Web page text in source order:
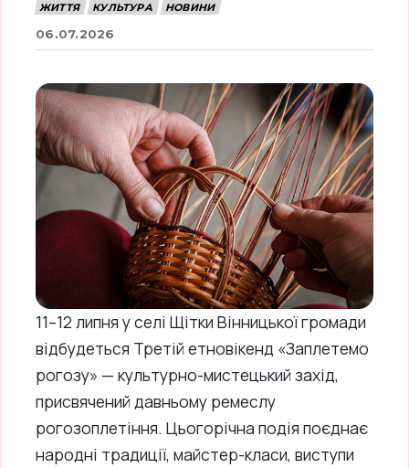
ЖИТТЯ КУЛЬТУРА НОВИНИ
06.07.2026
11–12 липня у селі Щітки Вінницької громади
відбудеться Третій етновікенд «Заплетемо
рогозу» — культурно-мистецький захід,
присвячений давньому ремеслу
рогозоплетіння. Цьогорічна подія поєднає
народні традиції, майстер-класи, виступи